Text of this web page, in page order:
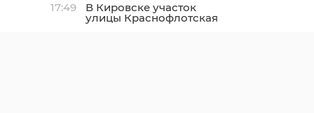
17:49 В Кировске участок
улицы Краснофлотская
закрыли из-за